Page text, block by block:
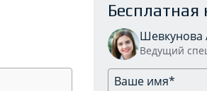
Бесплатная
Шевкунова
Ведущий